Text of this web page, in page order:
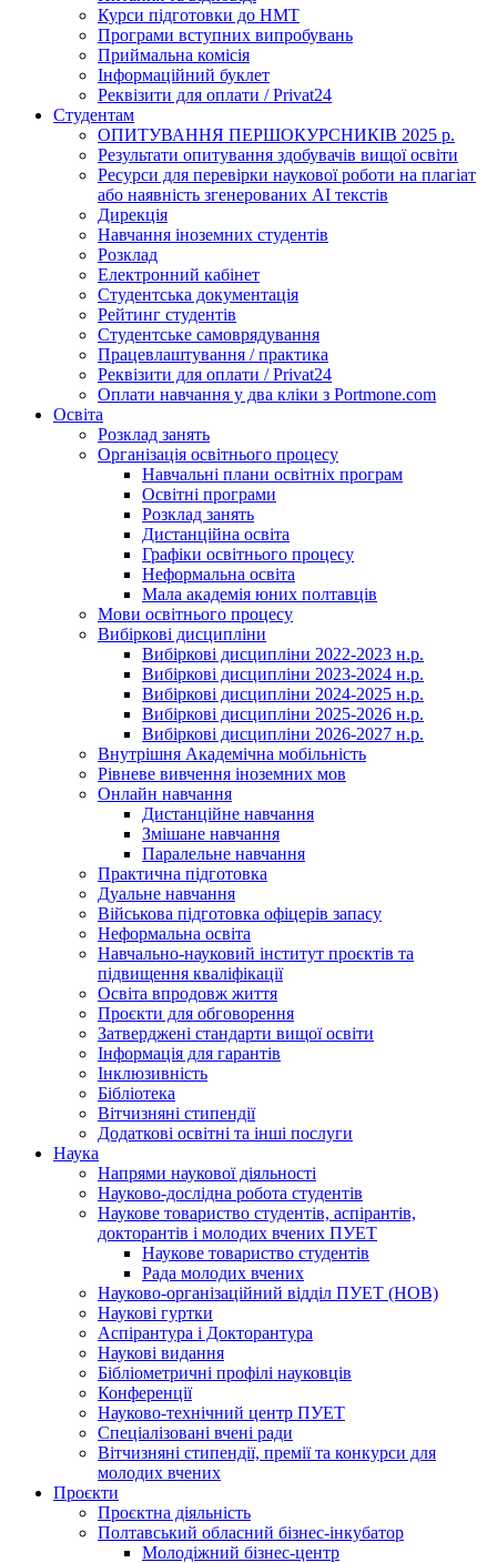
Курси підготовки до НМТ
Програми вступних випробувань
Приймальна комісія
Інформаційний буклет
Реквізити для оплати / Privat24
Студентам
ОПИТУВАННЯ ПЕРШОКУРСНИКІВ 2025 р.
Результати опитування здобувачів вищої освіти
Ресурси для перевірки наукової роботи на плагіат
або наявність згенерованих АІ текстів
Дирекція
Навчання іноземних студентів
Розклад
Електронний кабінет
Студентська документація
Рейтинг студентів
Студентське самоврядування
Працевлаштування / практика
Реквізити для оплати / Privat24
Оплати навчання у два кліки з Portmone.com
Освіта
Розклад занять
Організація освітнього процесу
Навчальні плани освітніх програм
Освітні програми
Розклад занять
Дистанційна освіта
Графіки освітнього процесу
Неформальна освіта
Мала академія юних полтавців
Мови освітнього процесу
Вибіркові дисципліни
Вибіркові дисципліни 2022-2023 н.р.
Вибіркові дисципліни 2023-2024 н.р.
Вибіркові дисципліни 2024-2025 н.р.
Вибіркові дисципліни 2025-2026 н.р.
Вибіркові дисципліни 2026-2027 н.р.
Внутрішня Академічна мобільність
Рівневе вивчення іноземних мов
Онлайн навчання
Дистанційне навчання
Змішане навчання
Паралельне навчання
Практична підготовка
Дуальне навчання
Військова підготовка офіцерів запасу
Неформальна освіта
Навчально-науковий інститут проєктів та
підвищення кваліфікації
Освіта впродовж життя
Проєкти для обговорення
Затверджені стандарти вищої освіти
Інформація для гарантів
Інклюзивність
Бібліотека
Вітчизняні стипендії
Додаткові освітні та інші послуги
Наука
Напрями наукової діяльності
Науково-дослідна робота студентів
Наукове товариство студентів, аспірантів,
докторантів і молодих вчених ПУЕТ
Наукове товариство студентів
Рада молодих вчених
Науково-організаційний відділ ПУЕТ (НОВ)
Наукові гуртки
Аспірантура і Докторантура
Наукові видання
Бібліометричні профілі науковців
Конференції
Науково-технічний центр ПУЕТ
Спеціалізовані вчені ради
Вітчизняні стипендії, премії та конкурси для
молодих вчених
Проєкти
Проєктна діяльність
Полтавський обласний бізнес-інкубатор
Молодіжний бізнес-центр